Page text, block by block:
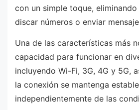
con un simple toque,
discar números o enviar
Una de las características más
capacidad para funcionar en
incluyendo Wi-Fi, 3G, 4G y 5G,
la conexión se mantenga estable
independientemente de las